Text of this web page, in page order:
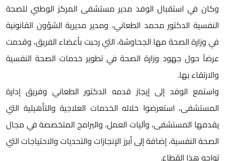
وكان في استقبال الوفد مدير مستشفى المركز الوطني للصحة
النفسية الدكتور محمد الطعاني، ومدير مديرية الشؤون القانونية
في وزارة الصحة مها الجحاوشة، التي رحبت بأعضاء الفريق، وقدمت
عرضاً حول جهود وزارة الصحة في تطوير خدمات الصحة النفسية
والارتقاء بها.
واستمع الوفد إلى إيجاز قدمه الدكتور الطعاني وفريق إدارة
المستشفى، استعرضوا خلاله الخدمات العلاجية والتأهيلية التي
يقدمها المستشفى، وآليات العمل، والبرامج المتخصصة في مجال
الصحة النفسية، إضافة إلى أبرز الإنجازات والتحديات والاحتياجات التي
تواجه هذا القطاع.